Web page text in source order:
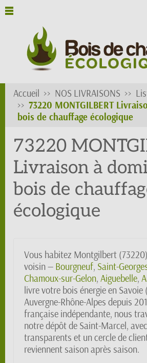
Accueil NOS LIVRAISONS
73220 MONTGILBERT
bois de chauffage écologique
73220
Livraison à
bois de
écologique
Vous habitez Montgilbert
voisin — Bourgneuf, Saint-
Chamoux-sur-Gelon, Aiguebelle,
livre votre bois énergie en Savoie
Auvergne-Rhône-Alpes depuis
française indépendante, nous
notre dépôt de Saint-Marcel,
transparents et un cercle de
reviennent saison après saison.